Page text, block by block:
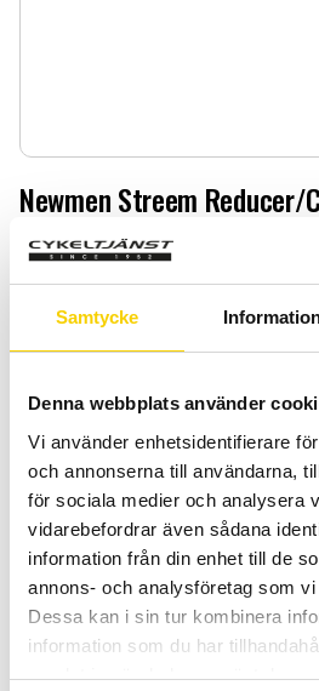
Samtycke
Denna webbplats använder
Vi använder enhetsidentifierare
och annonserna till användarna,
för sociala medier och analysera
vidarebefordrar även sådana
information från din enhet till de
annons- och analysföretag som
Dessa kan i sin tur kombinera
information som du har
samlat in när du har använt deras
Newmen Streem Reducer/
Newmen Streem Reducer/Cap Kit
59:-
Quantity
-
BUY
Certifierad cykelservice & Shimano Service Center
Stock status